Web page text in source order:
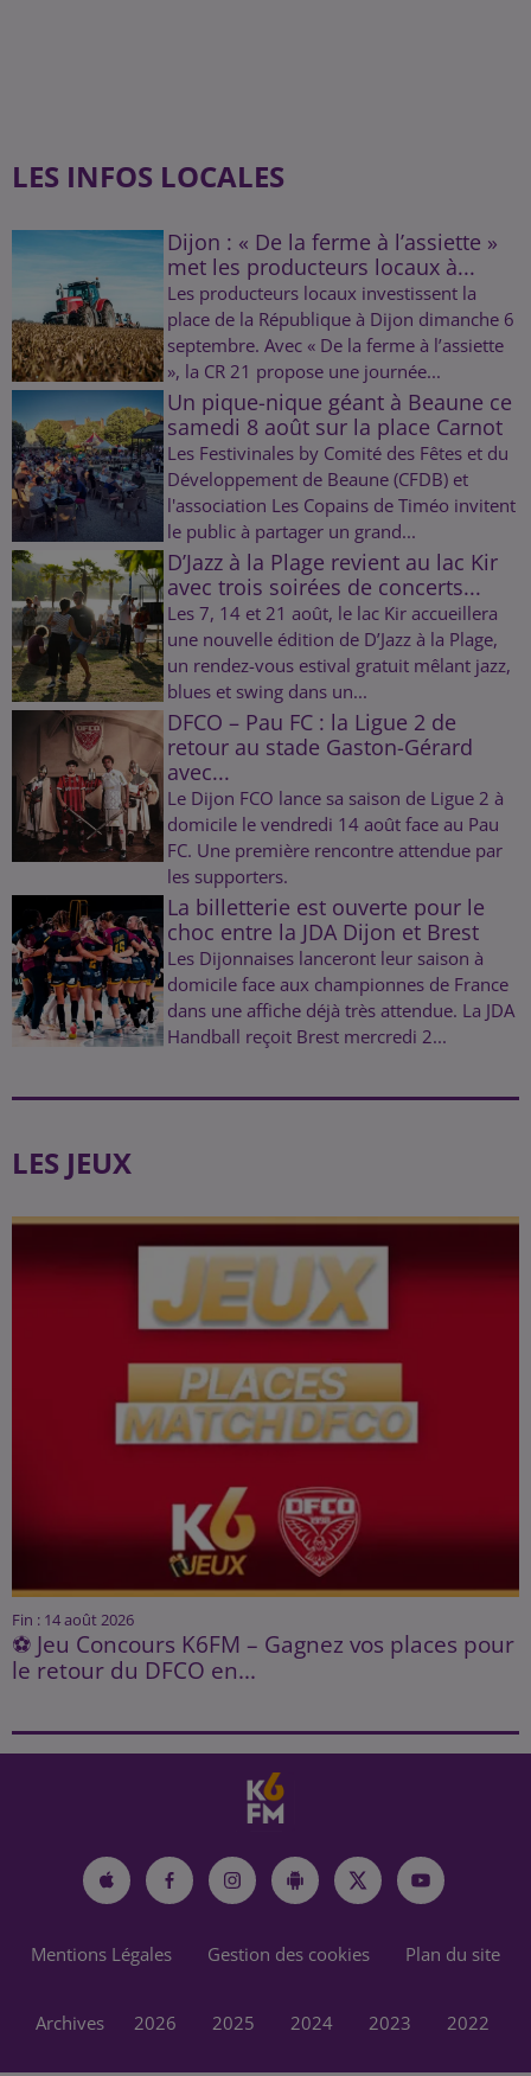
LES INFOS LOCALES
Dijon : « De la ferme à l’assiette »
met les producteurs locaux à...
Les producteurs locaux investissent la
place de la République à Dijon dimanche 6
septembre. Avec « De la ferme à l’assiette
», la CR 21 propose une journée...
Un pique-nique géant à Beaune ce
samedi 8 août sur la place Carnot
Les Festivinales by Comité des Fêtes et du
Développement de Beaune (CFDB) et
l'association Les Copains de Timéo invitent
le public à partager un grand...
D’Jazz à la Plage revient au lac Kir
avec trois soirées de concerts...
Les 7, 14 et 21 août, le lac Kir accueillera
une nouvelle édition de D’Jazz à la Plage,
un rendez-vous estival gratuit mêlant jazz,
blues et swing dans un...
DFCO – Pau FC : la Ligue 2 de
retour au stade Gaston-Gérard
avec...
Le Dijon FCO lance sa saison de Ligue 2 à
domicile le vendredi 14 août face au Pau
FC. Une première rencontre attendue par
les supporters.
La billetterie est ouverte pour le
choc entre la JDA Dijon et Brest
Les Dijonnaises lanceront leur saison à
domicile face aux championnes de France
dans une affiche déjà très attendue. La JDA
Handball reçoit Brest mercredi 2...
LES JEUX
Fin : 14 août 2026
⚽ Jeu Concours K6FM – Gagnez vos places pour
le retour du DFCO en...
Mentions Légales Gestion des cookies Plan du site
Archives 2026 2025 2024 2023 2022